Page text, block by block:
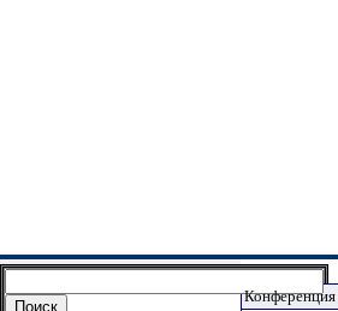
Конференция